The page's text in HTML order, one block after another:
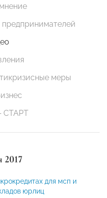
меры
СТАРТ
для мсп и
юрлиц